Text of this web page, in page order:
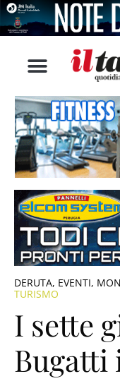
DERUTA, EVENTI,
TURISMO
I sette
Bugatti